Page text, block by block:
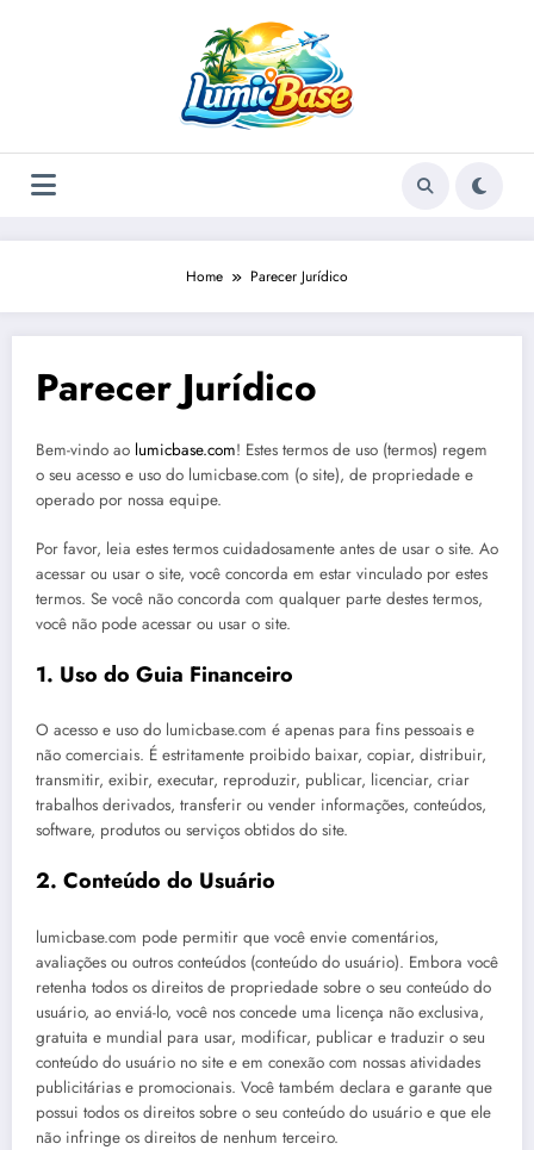
Home Parecer Jurídico
Parecer Jurídico
Bem-vindo ao lumicbase.com! Estes termos de uso (termos) regem
o seu acesso e uso do lumicbase.com (o site), de propriedade e
operado por nossa equipe.
Por favor, leia estes termos cuidadosamente antes de usar o site. Ao
acessar ou usar o site, você concorda em estar vinculado por estes
termos. Se você não concorda com qualquer parte destes termos,
você não pode acessar ou usar o site.
1. Uso do Guia Financeiro
O acesso e uso do lumicbase.com é apenas para fins pessoais e
não comerciais. É estritamente proibido baixar, copiar, distribuir,
transmitir, exibir, executar, reproduzir, publicar, licenciar, criar
trabalhos derivados, transferir ou vender informações, conteúdos,
software, produtos ou serviços obtidos do site.
2. Conteúdo do Usuário
lumicbase.com pode permitir que você envie comentários,
avaliações ou outros conteúdos (conteúdo do usuário). Embora você
retenha todos os direitos de propriedade sobre o seu conteúdo do
usuário, ao enviá-lo, você nos concede uma licença não exclusiva,
gratuita e mundial para usar, modificar, publicar e traduzir o seu
conteúdo do usuário no site e em conexão com nossas atividades
publicitárias e promocionais. Você também declara e garante que
possui todos os direitos sobre o seu conteúdo do usuário e que ele
não infringe os direitos de nenhum terceiro.